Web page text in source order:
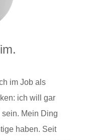
im Job als
ich will gar
Mein Ding
haben. Seit